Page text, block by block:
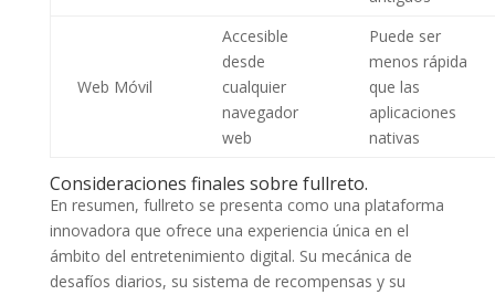
Web Móvil
Accesible
desde
cualquier
navegador
web
Puede ser
menos rápida
que las
aplicaciones
nativas
Consideraciones finales sobre fullreto.
En resumen, fullreto se presenta como una plataforma
innovadora que ofrece una experiencia única en el
ámbito del entretenimiento digital. Su mecánica de
desafíos diarios, su sistema de recompensas y su